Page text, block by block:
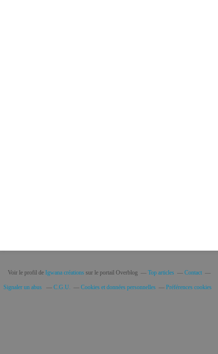
Voir le profil de Igwana créationssur le portail Overblog Top articles Contact
Signaler un abus C.G.U. Cookies et données personnelles Préférences cookies